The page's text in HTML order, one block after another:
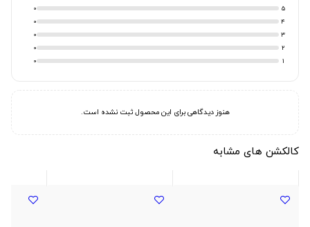
5
0
4
0
3
0
2
0
1
0
هنوز دیدگاهی برای این محصول ثبت نشده است.
کالکشن های مشابه